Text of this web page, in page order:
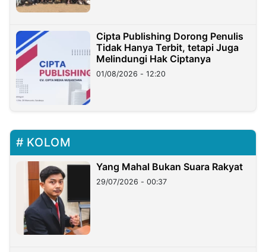
Cipta Publishing Dorong Penulis
Tidak Hanya Terbit, tetapi Juga
Melindungi Hak Ciptanya
01/08/2026 - 12:20
KOLOM
Yang Mahal Bukan Suara Rakyat
29/07/2026 - 00:37